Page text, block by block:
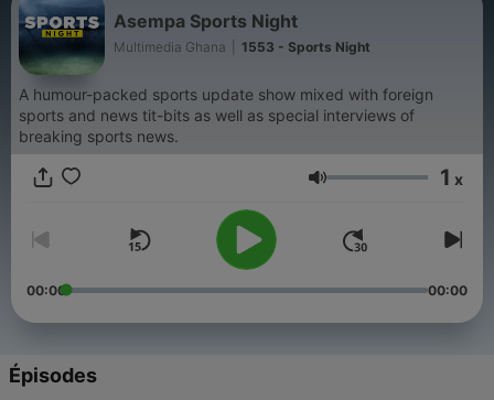
Asempa Sports Night
Multimedia Ghana 1553 - Sports Night
A humour-packed sports update show mixed with foreign
sports and news tit-bits as well as special interviews of
breaking sports news.
Volume 1 x
00:00 00:00
Épisodes